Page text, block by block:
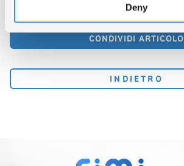
Deny
CONDIVIDI ARTICOLO
INDIETRO